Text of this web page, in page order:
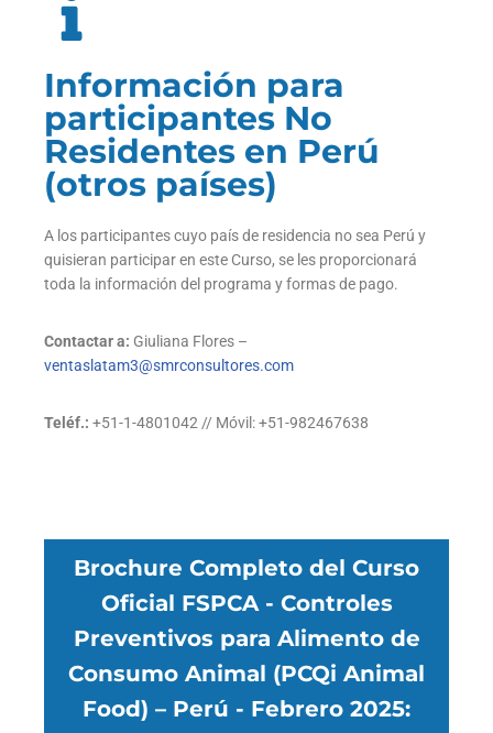
Información para
participantes No
Residentes en Perú
(otros países)
A los participantes cuyo país de residencia no sea Perú y
quisieran participar en este Curso, se les proporcionará
toda la información del programa y formas de pago.
Contactar a: Giuliana Flores –
ventaslatam3@smrconsultores.com
Teléf.: +51-1-4801042 // Móvil: +51-982467638
Brochure Completo del Curso
Oficial FSPCA - Controles
Preventivos para Alimento de
Consumo Animal (PCQi Animal
Food) – Perú - Febrero 2025: